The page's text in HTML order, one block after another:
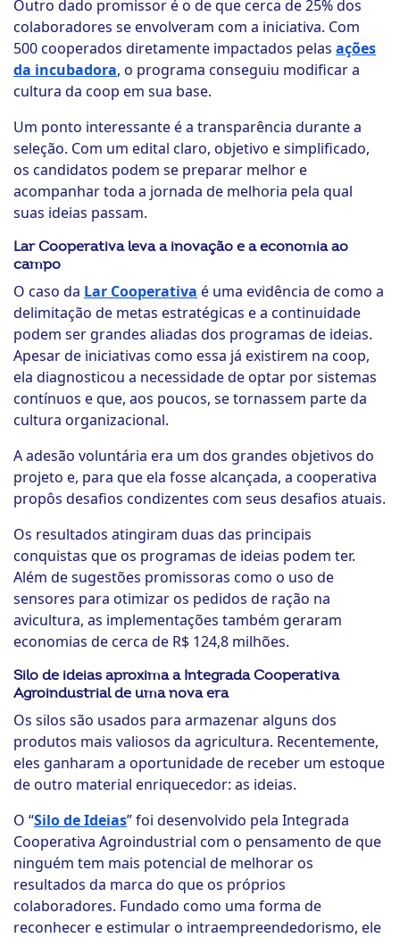
Outro dado promissor é o de que cerca de 25% dos
colaboradores se envolveram com a iniciativa. Com
500 cooperados diretamente impactados pelas ações
da incubadora, o programa conseguiu modificar a
cultura da coop em sua base.
Um ponto interessante é a transparência durante a
seleção. Com um edital claro, objetivo e simplificado,
os candidatos podem se preparar melhor e
acompanhar toda a jornada de melhoria pela qual
suas ideias passam.
Lar Cooperativa leva a inovação e a economia ao
campo
O caso da Lar Cooperativa é uma evidência de como a
delimitação de metas estratégicas e a continuidade
podem ser grandes aliadas dos programas de ideias.
Apesar de iniciativas como essa já existirem na coop,
ela diagnosticou a necessidade de optar por sistemas
contínuos e que, aos poucos, se tornassem parte da
cultura organizacional.
A adesão voluntária era um dos grandes objetivos do
projeto e, para que ela fosse alcançada, a cooperativa
propôs desafios condizentes com seus desafios atuais.
Os resultados atingiram duas das principais
conquistas que os programas de ideias podem ter.
Além de sugestões promissoras como o uso de
sensores para otimizar os pedidos de ração na
avicultura, as implementações também geraram
economias de cerca de R$ 124,8 milhões.
Silo de ideias aproxima a Integrada Cooperativa
Agroindustrial de uma nova era
Os silos são usados para armazenar alguns dos
produtos mais valiosos da agricultura. Recentemente,
eles ganharam a oportunidade de receber um estoque
de outro material enriquecedor: as ideias.
O “Silo de Ideias” foi desenvolvido pela Integrada
Cooperativa Agroindustrial com o pensamento de que
ninguém tem mais potencial de melhorar os
resultados da marca do que os próprios
colaboradores. Fundado como uma forma de
reconhecer e estimular o intraempreendedorismo, ele